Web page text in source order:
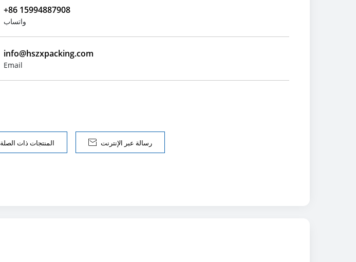
+86 15994887908
واتساب
info@hszxpacking.com
Email
المنتجات ذات الصلة  رسالة عبر الإنترنت